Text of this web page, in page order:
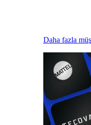
Daha fazla